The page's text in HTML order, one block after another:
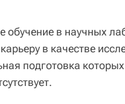
в научных
в качестве
подготовка